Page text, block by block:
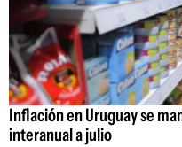
Inflación en Uruguay se
interanual a julio